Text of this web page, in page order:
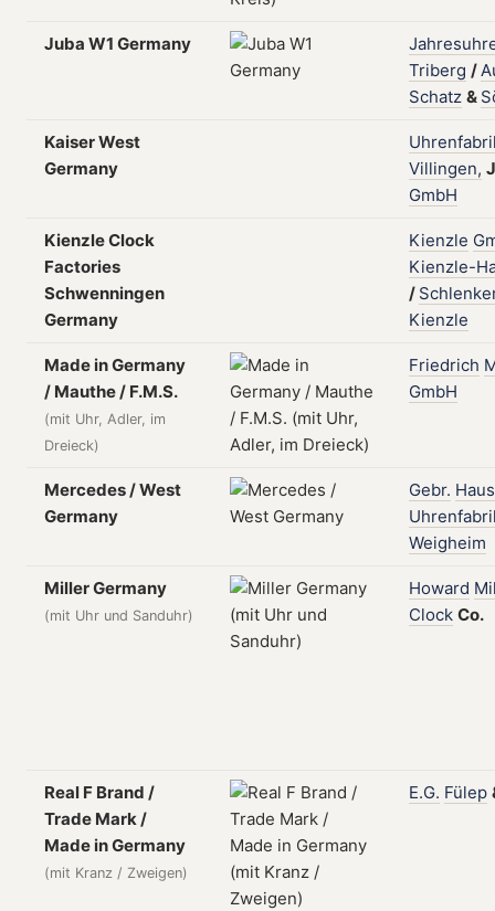
Juba W1 Germany
Triberg /
Schatz &
Kaiser West
Germany
Villingen,
GmbH
Kienzle Clock
Factories
Schwenningen
Germany
Kienzle
Kienzle-
/
Kienzle
Made in Germany
/ Mauthe / F.M.S.
(mit Uhr, Adler, im
Dreieck)
Friedrich
GmbH
Mercedes / West
Germany
Gebr.
Weigheim
Miller Germany
(mit Uhr und Sanduhr)
Howard
Clock Co.
Real F Brand /
Trade Mark /
Made in Germany
(mit Kranz / Zweigen)
E.G. Fülep